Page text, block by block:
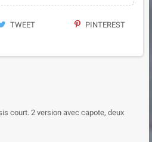
TWEET PINTEREST
court. 2 version avec capote, deux